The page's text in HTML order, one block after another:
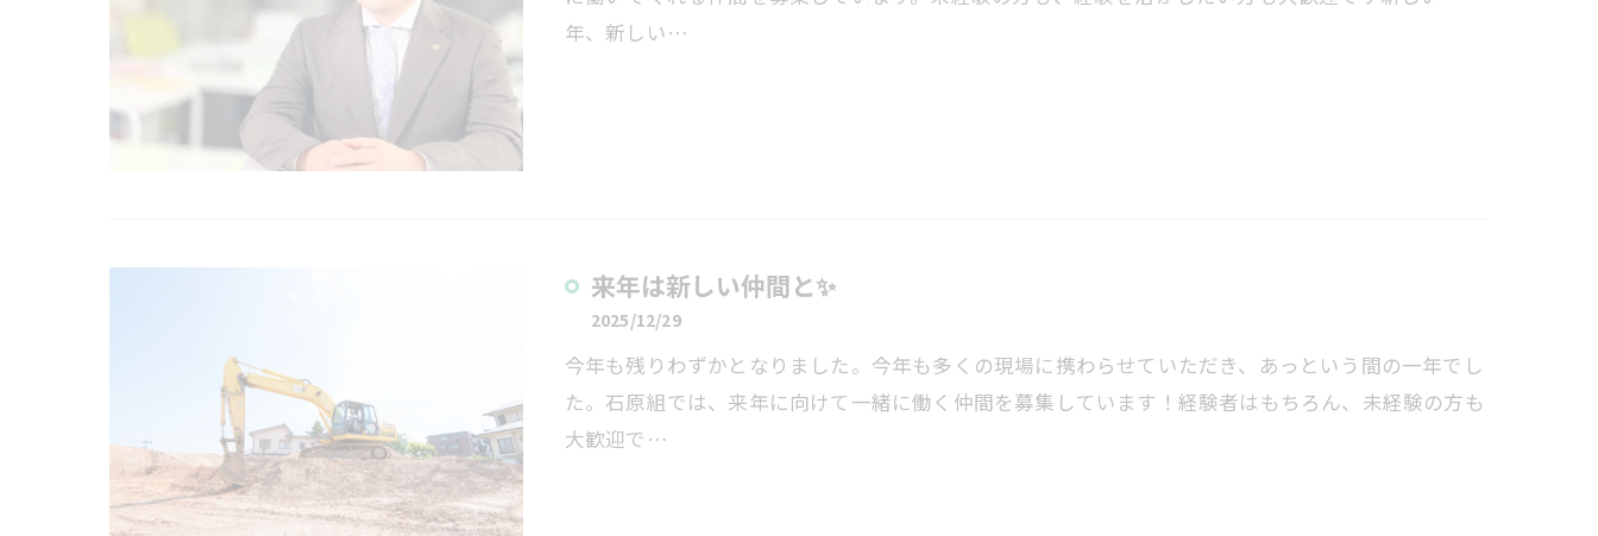
年、新しい…
来年は新しい仲間と✨
2025/12/29
今年も残りわずかとなりました。今年も多くの現場に携わらせていただき、あっという間の一年でし
た。石原組では、来年に向けて一緒に働く仲間を募集しています！経験者はもちろん、未経験の方も
大歓迎で…